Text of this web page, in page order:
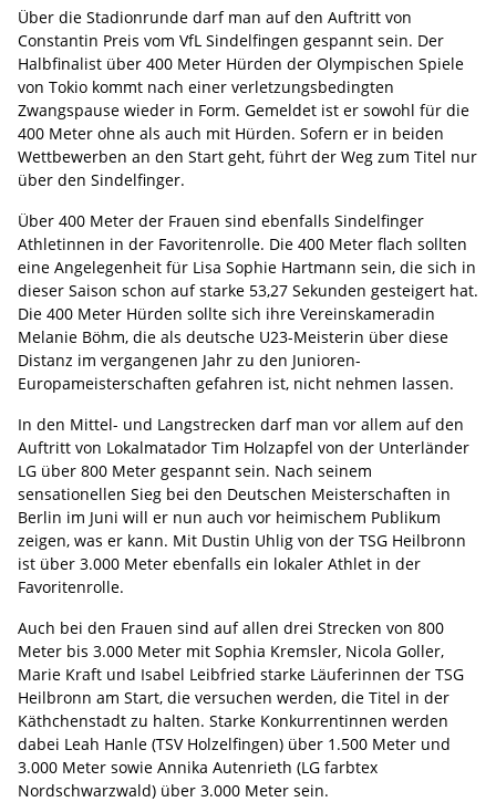
Über die Stadionrunde darf man auf den Auftritt von
Constantin Preis vom VfL Sindelfingen gespannt sein. Der
Halbfinalist über 400 Meter Hürden der Olympischen Spiele
von Tokio kommt nach einer verletzungsbedingten
Zwangspause wieder in Form. Gemeldet ist er sowohl für die
400 Meter ohne als auch mit Hürden. Sofern er in beiden
Wettbewerben an den Start geht, führt der Weg zum Titel nur
über den Sindelfinger.
Über 400 Meter der Frauen sind ebenfalls Sindelfinger
Athletinnen in der Favoritenrolle. Die 400 Meter flach sollten
eine Angelegenheit für Lisa Sophie Hartmann sein, die sich in
dieser Saison schon auf starke 53,27 Sekunden gesteigert hat.
Die 400 Meter Hürden sollte sich ihre Vereinskameradin
Melanie Böhm, die als deutsche U23-Meisterin über diese
Distanz im vergangenen Jahr zu den Junioren-
Europameisterschaften gefahren ist, nicht nehmen lassen.
In den Mittel- und Langstrecken darf man vor allem auf den
Auftritt von Lokalmatador Tim Holzapfel von der Unterländer
LG über 800 Meter gespannt sein. Nach seinem
sensationellen Sieg bei den Deutschen Meisterschaften in
Berlin im Juni will er nun auch vor heimischem Publikum
zeigen, was er kann. Mit Dustin Uhlig von der TSG Heilbronn
ist über 3.000 Meter ebenfalls ein lokaler Athlet in der
Favoritenrolle.
Auch bei den Frauen sind auf allen drei Strecken von 800
Meter bis 3.000 Meter mit Sophia Kremsler, Nicola Goller,
Marie Kraft und Isabel Leibfried starke Läuferinnen der TSG
Heilbronn am Start, die versuchen werden, die Titel in der
Käthchenstadt zu halten. Starke Konkurrentinnen werden
dabei Leah Hanle (TSV Holzelfingen) über 1.500 Meter und
3.000 Meter sowie Annika Autenrieth (LG farbtex
Nordschwarzwald) über 3.000 Meter sein.